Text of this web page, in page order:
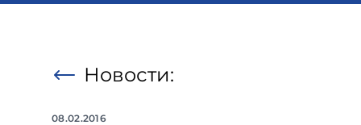
Новости:
08.02.2016